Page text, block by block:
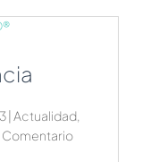
| Actualidad,
Comentario